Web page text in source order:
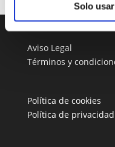
Solo
Aviso Legal
Términos y
Política de cookies
Política de privacidad